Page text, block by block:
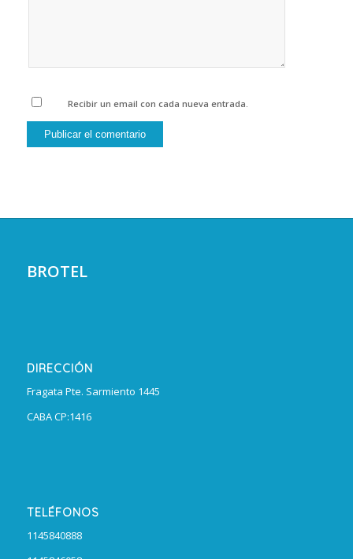
Recibir un email con cada nueva entrada.
BROTEL
DIRECCIÓN
Fragata Pte. Sarmiento 1445
CABA CP:1416
TELÉFONOS
1145840888